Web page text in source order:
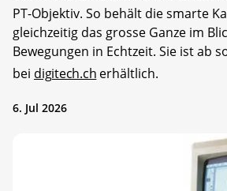
PT-Objektiv. So behält die smarte
gleichzeitig das grosse Ganze im
Bewegungen in Echtzeit. Sie ist ab
bei digitech.ch erhältlich.
6. Jul 2026